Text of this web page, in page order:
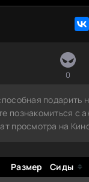
0
подарить
познакомиться с
просмотра на
Размер Сиды